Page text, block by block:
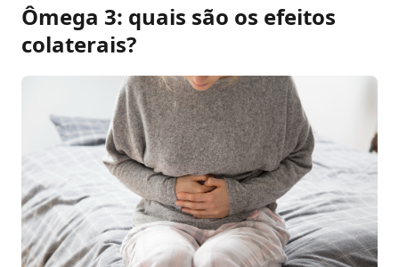
Ômega 3: quais são os efeitos
colaterais?